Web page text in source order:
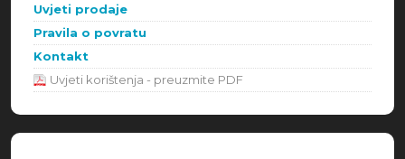
Uvjeti prodaje
Pravila o povratu
Kontakt
Uvjeti korištenja - preuzmite PDF